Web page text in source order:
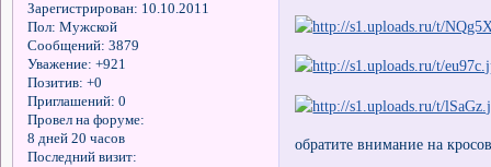
Зарегистрирован: 10.10.2011
Пол: Мужской
Сообщений: 3879
Уважение: +921
Позитив: +0
Приглашений: 0
Провел на форуме:
8 дней 20 часов
Последний визит:
обратите внимание на